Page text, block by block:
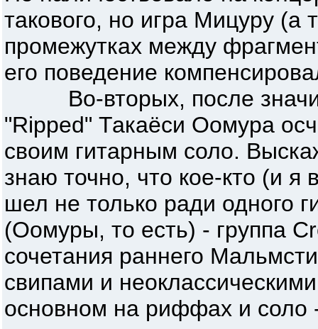
такового, но игра Мицуру (а
промежутках между
его поведение
Во-вторых, после
"Ripped" Такаёси Оомура
своим гитарным соло.
знаю точно, что кое-кто (и я
шел не только ради одного
(Оомуры, то есть) - группа
сочетания раннего
свипами и
основном на риффах и соло